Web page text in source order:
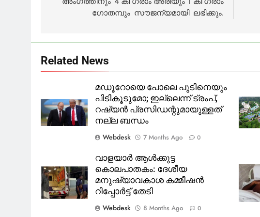
ഗോതമ്പും സൗജന്യമായി ലഭിക്കും.
Related News
മഡൂറോയെ പോലെ പുടിനെയും
പിടികൂടുമോ; ഇല്ലെന്ന് ട്രംപ്,
റഷ്യൻ പ്രസിഡന്റുമായുള്ളത്
നല്ല ബന്ധം
Webdesk
7 Months Ago 0
വാളയാർ ആൾക്കൂട്ട
കൊലപാതകം: ദേശീയ
മനുഷ്യാവകാശ കമ്മീഷൻ
റിപ്പോർട്ട് തേടി
Webdesk
8 Months Ago 0